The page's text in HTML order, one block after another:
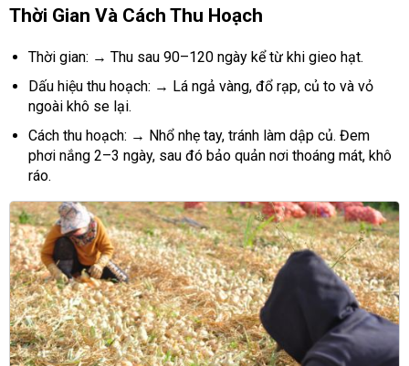
Thời Gian Và Cách Thu Hoạch
Thời gian: → Thu sau 90–120 ngày kể từ khi gieo hạt.
Dấu hiệu thu hoạch: → Lá ngả vàng, đổ rạp, củ to và vỏ
ngoài khô se lại.
Cách thu hoạch: → Nhổ nhẹ tay, tránh làm dập củ. Đem
phơi nắng 2–3 ngày, sau đó bảo quản nơi thoáng mát, khô
ráo.